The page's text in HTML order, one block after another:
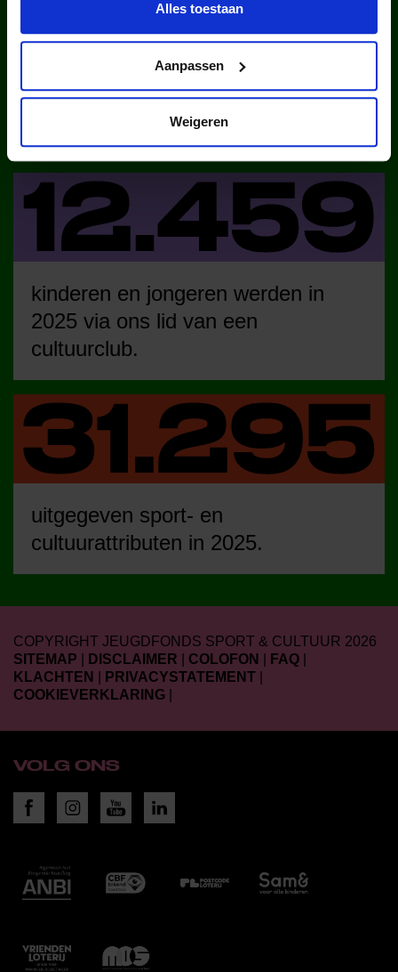
Alles toestaan
Aanpassen
Weigeren
kinderen en jongeren werden in
2025 via ons lid van een sportclub.
kinderen en jongeren werden in
2025 via ons lid van een
cultuurclub.
uitgegeven sport- en
cultuurattributen in 2025.
COPYRIGHT JEUGDFONDS SPORT & CULTUUR 2026
SITEMAP
DISCLAIMER COLOFON FAQ
KLACHTEN
PRIVACYSTATEMENT
COOKIEVERKLARING
VOLG ONS